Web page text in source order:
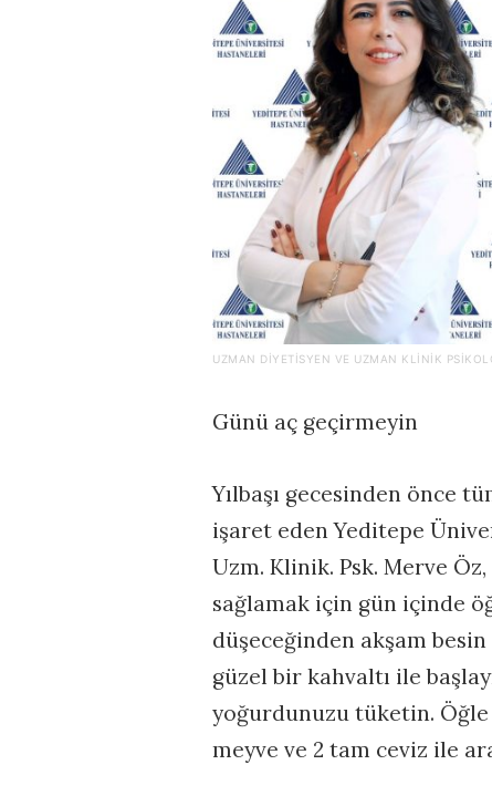
UZMAN DIYETISYEN VE UZMAN KLINIK
Günü aç geçirmeyin
Yılbaşı gecesinden önce
işaret eden Yeditepe
Uzm. Klinik. Psk. Merve
sağlamak için gün içinde
düşeceğinden akşam
güzel bir kahvaltı ile
yoğurdunuzu tüketin. Öğle
meyve ve 2 tam ceviz ile